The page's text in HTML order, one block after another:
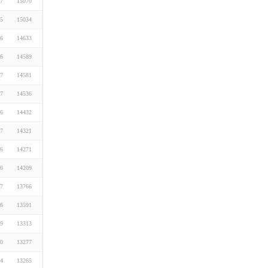
15034
14633
14589
14581
14536
14432
14321
14271
14209
13766
13591
13313
13277
13265